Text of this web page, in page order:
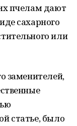
пчелам дают
сахарного
или
заменителей,
статье, было